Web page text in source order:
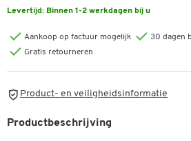
Levertijd: Binnen 1-2 werkdagen bij u
Aankoop op factuur mogelijk
30 dagen
Gratis retourneren
Product- en veiligheidsinformatie
Productbeschrijving